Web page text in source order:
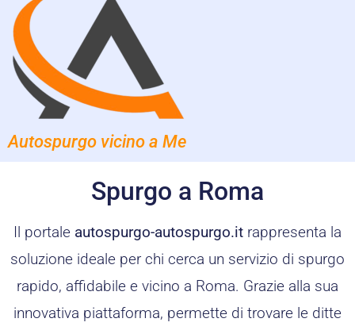
Autospurgo vicino a Me
Spurgo a Roma
Il portale autospurgo-autospurgo.it rappresenta la
soluzione ideale per chi cerca un servizio di spurgo
rapido, affidabile e vicino a Roma. Grazie alla sua
innovativa piattaforma, permette di trovare le ditte